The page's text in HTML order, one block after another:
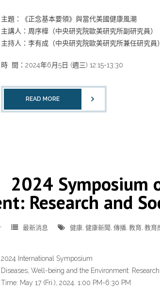
主題：《正念基本要領》與當代美國健康風潮
主講人：周序樺（中央研究院歐美研究所副研究員）
主持人：李有成（中央研究院歐美研究所兼任研究員）
時 間：2024年6月5日 (週三) 12:15-13:30
READ MORE
2024 Symposium
Research and
最新消息 健康, 健康新聞 , 傳播, 教育, 教育
2024 International Symposium
Diseases, Well-being and the Environment:
Time: May 17 (Fri.), 2024. 1:00 PM-6:30 PM